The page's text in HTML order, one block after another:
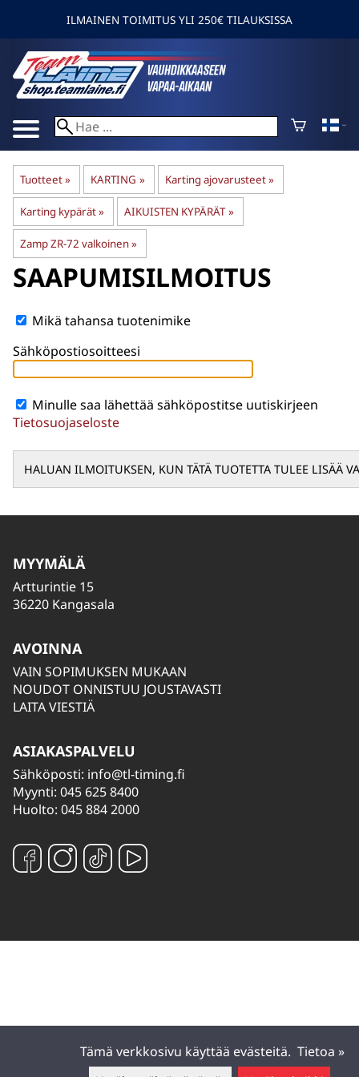
ILMAINEN TOIMITUS YLI 250€ TILAUKSISSA
Tuotteet‪» KARTING ‪» Karting ajovarusteet‪»
Karting kypärät‪» AIKUISTEN KYPÄRÄT ‪»
Zamp ZR-72 valkoinen‪»
SAAPUMISILMOITUS
Mikä tahansa tuotenimike
Sähköpostiosoitteesi
Minulle saa lähettää sähköpostitse uutiskirjeen
Tietosuojaseloste
MYYMÄLÄ
Artturintie 15
36220 Kangasala
AVOINNA
VAIN SOPIMUKSEN MUKAAN
NOUDOT ONNISTUU JOUSTAVASTI
LAITA VIESTIÄ
ASIAKASPALVELU
Sähköposti: info@tl-timing.fi
Myynti: 045 625 8400
Huolto: 045 884 2000
Tämä verkkosivu käyttää evästeitä. Tietoa »